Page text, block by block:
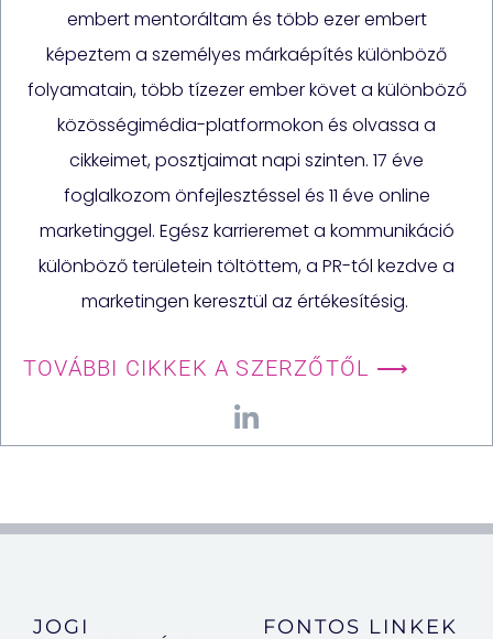
embert mentoráltam és több ezer embert
képeztem a személyes márkaépítés különböző
folyamatain, több tízezer ember követ a különböző
közösségimédia-platformokon és olvassa a
cikkeimet, posztjaimat napi szinten. 17 éve
foglalkozom önfejlesztéssel és 11 éve online
marketinggel. Egész karrieremet a kommunikáció
különböző területein töltöttem, a PR-tól kezdve a
marketingen keresztül az értékesítésig.
TOVÁBBI CIKKEK A SZERZŐTŐL ⟶
JOGI
FONTOS LINKEK